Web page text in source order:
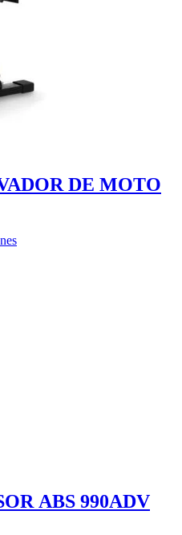
DE MOTO
Este
ABS 990ADV